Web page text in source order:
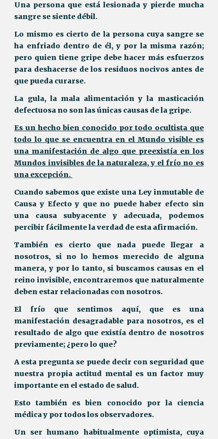
Una persona que está lesionada y pierde mucha
sangre se siente débil.
Lo mismo es cierto de la persona cuya sangre se
ha enfriado dentro de él, y por la misma razón;
pero quien tiene gripe debe hacer más esfuerzos
para deshacerse de los residuos nocivos antes de
que pueda curarse.
La gula, la mala alimentación y la masticación
defectuosa no son las únicas causas de la gripe.
Es un hecho bien conocido por todo ocultista que
todo lo que se encuentra en el Mundo visible es
una manifestación de algo que preexistía en los
Mundos invisibles de la naturaleza, y el frío no es
una excepción.
Cuando sabemos que existe una Ley inmutable de
Causa y Efecto y que no puede haber efecto sin
una causa subyacente y adecuada, podemos
percibir fácilmente la verdad de esta afirmación.
También es cierto que nada puede llegar a
nosotros, si no lo hemos merecido de alguna
manera, y por lo tanto, si buscamos causas en el
reino invisible, encontraremos que naturalmente
deben estar relacionadas con nosotros.
El frío que sentimos aquí, que es una
manifestación desagradable para nosotros, es el
resultado de algo que existía dentro de nosotros
previamente; ¿pero lo que?
A esta pregunta se puede decir con seguridad que
nuestra propia actitud mental es un factor muy
importante en el estado de salud.
Esto también es bien conocido por la ciencia
médica y por todos los observadores.
Un ser humano habitualmente optimista, cuya